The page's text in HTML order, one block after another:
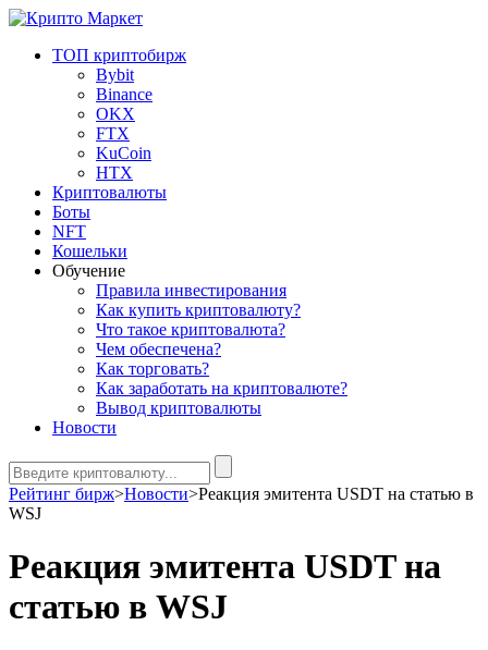
ТОП криптобирж
Bybit
Binance
OKX
FTX
KuCoin
HTX
Криптовалюты
Боты
NFT
Кошельки
Обучение
Правила инвестирования
Как купить криптовалюту?
Что такое криптовалюта?
Чем обеспечена?
Как торговать?
Как заработать на криптовалюте?
Вывод криптовалюты
Новости
Рейтинг бирж>Новости>Реакция эмитента USDT на статью в
WSJ
Реакция эмитента USDT на
статью в WSJ